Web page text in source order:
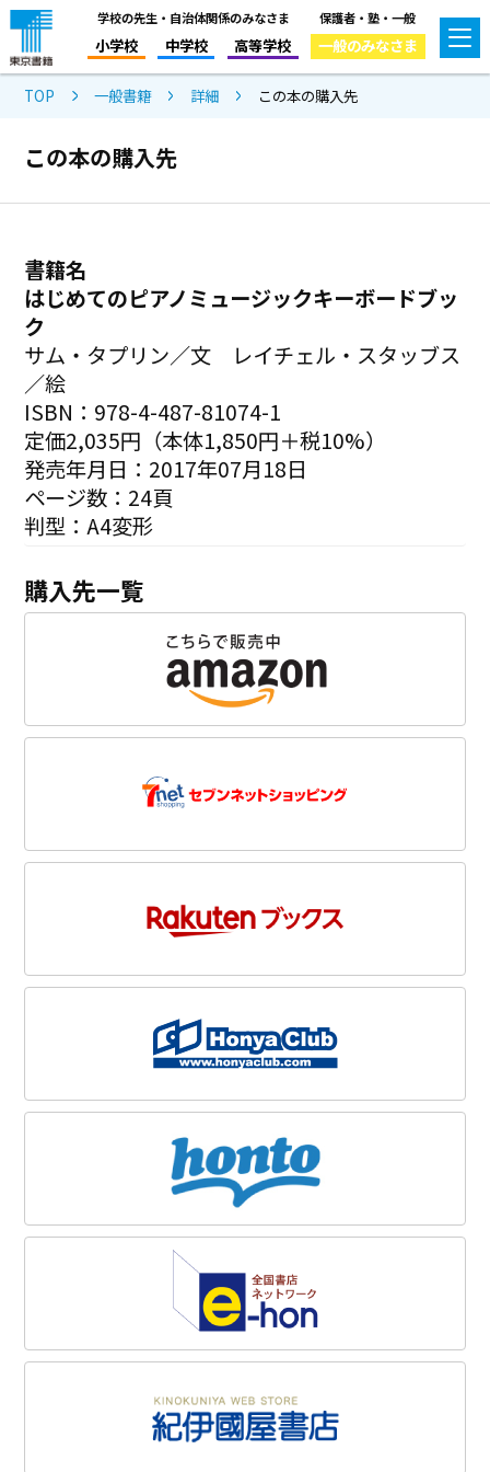
学校の先生・自治体関係のみなさま
小学校 中学校 高等学校
保護者・塾・一般
一般のみなさま
TOP 一般書籍 詳細 この本の購入先
この本の購入先
書籍名
はじめてのピアノミュージックキーボードブッ
ク
サム・タプリン／文 レイチェル・スタッブス
／絵
ISBN：978-4-487-81074-1
定価2,035円（本体1,850円＋税10%）
発売年月日：2017年07月18日
ページ数：24頁
判型：A4変形
購入先一覧